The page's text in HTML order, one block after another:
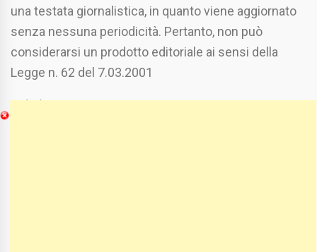
una testata giornalistica, in quanto viene aggiornato
senza nessuna periodicità. Pertanto, non può
considerarsi un prodotto editoriale ai sensi della
Legge n. 62 del 7.03.2001
Chi Siamo